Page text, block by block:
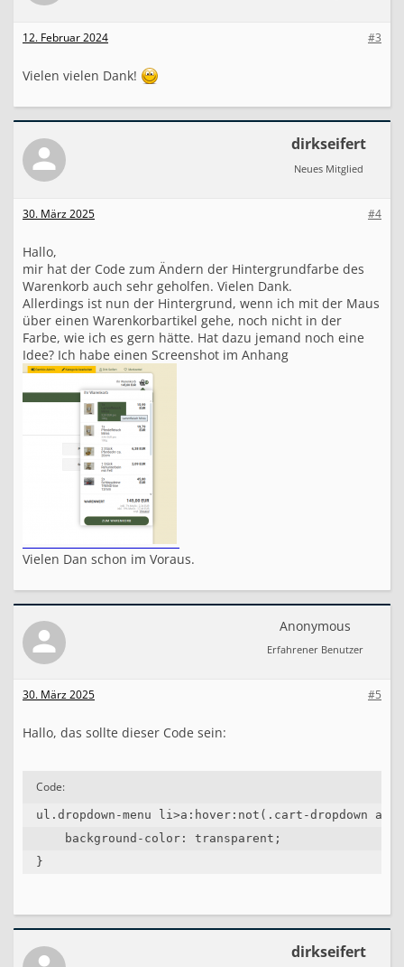
#3
12. Februar 2024
Vielen vielen Dank!
dirkseifert
Neues Mitglied
#4
30. März 2025
Hallo,
mir hat der Code zum Ändern der Hintergrundfarbe des
Warenkorb auch sehr geholfen. Vielen Dank.
Allerdings ist nun der Hintergrund, wenn ich mit der Maus
über einen Warenkorbartikel gehe, noch nicht in der
Farbe, wie ich es gern hätte. Hat dazu jemand noch eine
Idee? Ich habe einen Screenshot im Anhang
Vielen Dan schon im Voraus.
Anonymous
Erfahrener Benutzer
#5
30. März 2025
Hallo, das sollte dieser Code sein:
Code:
ul.dropdown-menu li>a:hover:not(.cart-dropdown
    background-color: transparent;
}
dirkseifert